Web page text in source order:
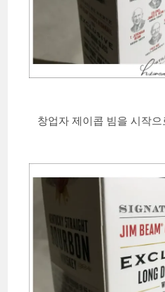
창업자 제이콥 빔을 시작